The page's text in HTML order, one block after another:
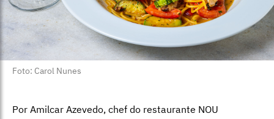
Foto: Carol Nunes
Por Amilcar Azevedo, chef do restaurante NOU